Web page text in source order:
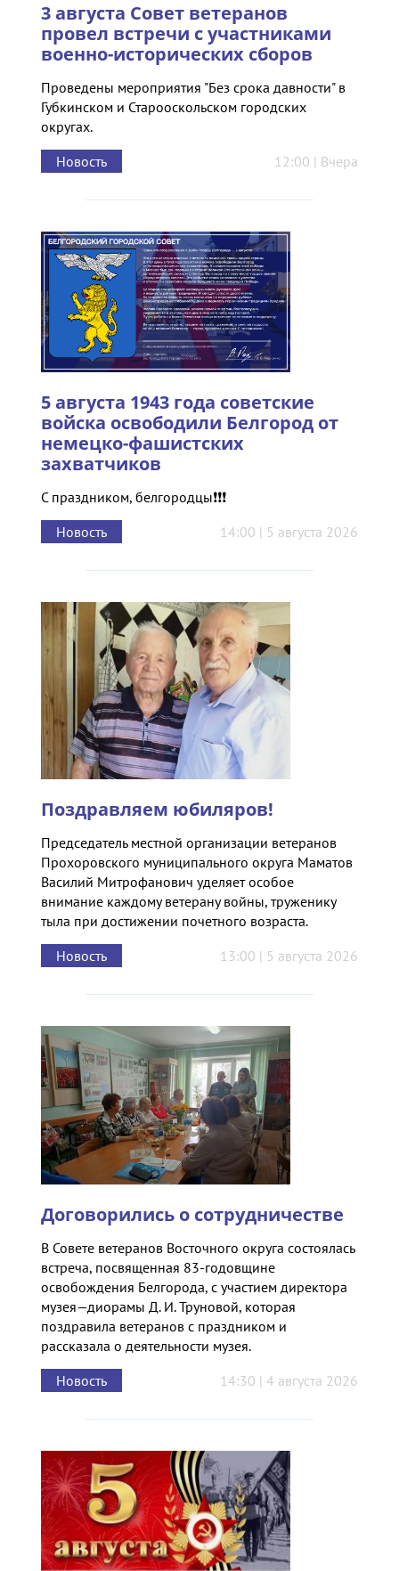
3 августа Совет ветеранов
провел встречи с участниками
военно-исторических сборов
Проведены мероприятия "Без срока давности" в
Губкинском и Старооскольском городских
округах.
Новость
12:00 | Вчера
5 августа 1943 года советские
войска освободили Белгород от
немецко-фашистских
захватчиков
С праздником, белгородцы❗❗❗
Новость
14:00 | 5 августа 2026
Поздравляем юбиляров!
Председатель местной организации ветеранов
Прохоровского муниципального округа Маматов
Василий Митрофанович уделяет особое
внимание каждому ветерану войны, труженику
тыла при достижении почетного возраста.
Новость
13:00 | 5 августа 2026
Договорились о сотрудничестве
В Совете ветеранов Восточного округа состоялась
встреча, посвященная 83-годовщине
освобождения Белгорода, с участием директора
музея—диорамы Д. И. Труновой, которая
поздравила ветеранов с праздником и
рассказала о деятельности музея.
Новость
14:30 | 4 августа 2026